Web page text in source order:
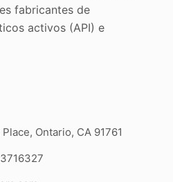
fabricantes de
activos (API) e
Ontario, CA 91761